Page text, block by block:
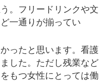
。フリードリンクや文
一通りが揃ってい
ったと思います。看護
した。ただし残業など
もつ女性にとっては働